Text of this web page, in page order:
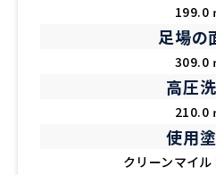
199.0
足場の
309.0
高圧
210.0
使用
クリーンマイ